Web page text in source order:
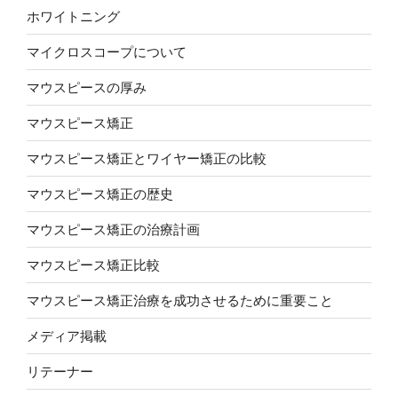
ホワイトニング
マイクロスコープについて
マウスピースの厚み
マウスピース矯正
マウスピース矯正とワイヤー矯正の比較
マウスピース矯正の歴史
マウスピース矯正の治療計画
マウスピース矯正比較
マウスピース矯正治療を成功させるために重要こと
メディア掲載
リテーナー